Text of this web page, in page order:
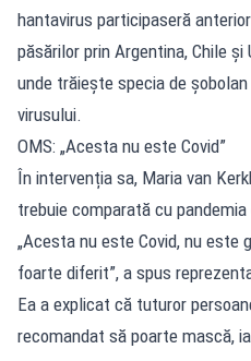
hantavirus participaseră
păsărilor prin Argentina, Chile și
unde trăiește specia de
virusului.
OMS: „Acesta nu este Covid”
În intervenția sa, Maria van
trebuie comparată cu pandemia
„Acesta nu este Covid, nu este
foarte diferit”, a spus
Ea a explicat că tuturor
recomandat să poarte mască,